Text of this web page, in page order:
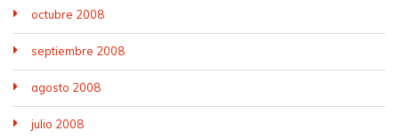
octubre 2008
septiembre 2008
agosto 2008
julio 2008